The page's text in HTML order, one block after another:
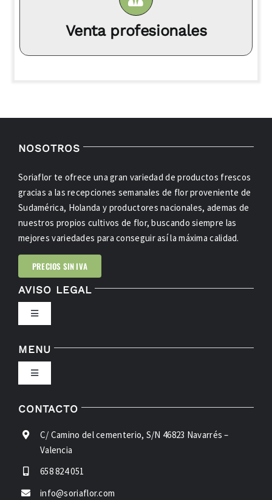
Venta profesionales
NOSOTROS
Soriaflor te ofrece una gran variedad de productos frescos
gracias a las recepciones semanales de flor proveniente de
Sudamérica, Holanda y productores nacionales, ademas de
nuestros propios cultivos de flor, buscando siempre las
mejores variedades para conseguir así la máxima calidad.
PRECIOS SIN IVA
AVISO LEGAL
Toggle
POLÍTICA DE PRIVACIDAD
CONDICIONES DE USO
ACCESIBILIDAD
MENU
Toggle
INICIO
FLORES
CONTACTO
C/ Camino del cementerio, S/N 46823 Navarrés –
Valencia
658 824 051
info@soriaflor.com